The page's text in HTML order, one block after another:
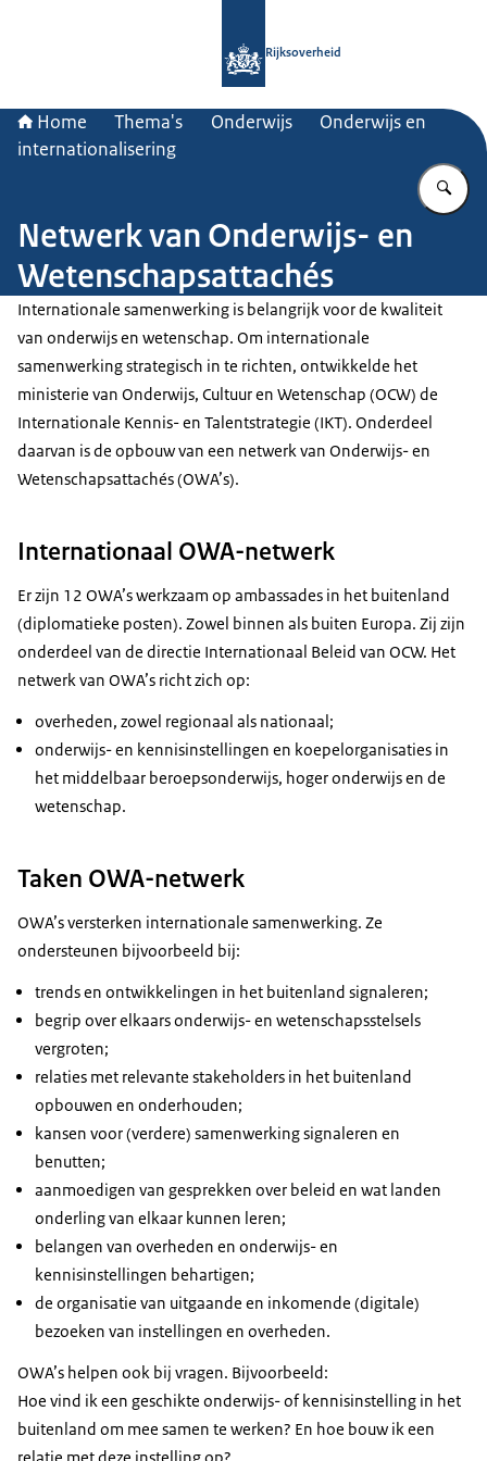
Rijksoverheid
Home Thema's Onderwijs
Onderwijs en
internationalisering
Netwerk van Onderwijs- en
Wetenschapsattachés
Internationale samenwerking is belangrijk voor de kwaliteit
van onderwijs en wetenschap. Om internationale
samenwerking strategisch in te richten, ontwikkelde het
ministerie van Onderwijs, Cultuur en Wetenschap (OCW) de
Internationale Kennis- en Talentstrategie (IKT). Onderdeel
daarvan is de opbouw van een netwerk van Onderwijs- en
Wetenschapsattachés (OWA’s).
Internationaal OWA-netwerk
Er zijn 12 OWA’s werkzaam op ambassades in het buitenland
(diplomatieke posten). Zowel binnen als buiten Europa. Zij zijn
onderdeel van de directie Internationaal Beleid van OCW. Het
netwerk van OWA’s richt zich op:
overheden, zowel regionaal als nationaal;
onderwijs- en kennisinstellingen en koepelorganisaties in
het middelbaar beroepsonderwijs, hoger onderwijs en de
wetenschap.
Taken OWA-netwerk
OWA’s versterken internationale samenwerking. Ze
ondersteunen bijvoorbeeld bij:
trends en ontwikkelingen in het buitenland signaleren;
begrip over elkaars onderwijs- en wetenschapsstelsels
vergroten;
relaties met relevante stakeholders in het buitenland
opbouwen en onderhouden;
kansen voor (verdere) samenwerking signaleren en
benutten;
aanmoedigen van gesprekken over beleid en wat landen
onderling van elkaar kunnen leren;
belangen van overheden en onderwijs- en
kennisinstellingen behartigen;
de organisatie van uitgaande en inkomende (digitale)
bezoeken van instellingen en overheden.
OWA’s helpen ook bij vragen. Bijvoorbeeld:
Hoe vind ik een geschikte onderwijs- of kennisinstelling in het
buitenland om mee samen te werken? En hoe bouw ik een